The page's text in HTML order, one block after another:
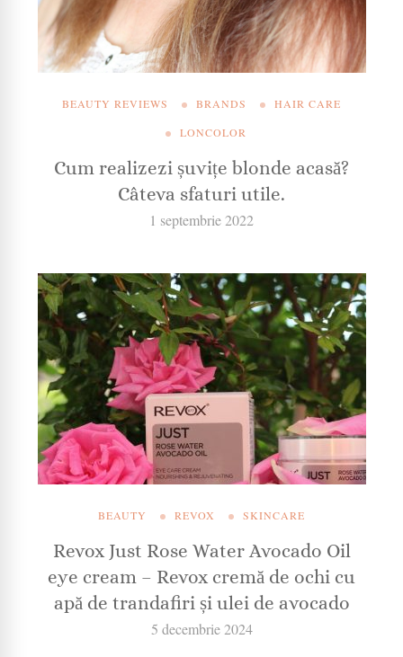
BEAUTY REVIEWS BRANDS
HAIR CARE
LONCOLOR
Cum realizezi șuvițe blonde acasă?
Câteva sfaturi utile.
1 septembrie 2022
BEAUTY REVOX SKINCARE
Revox Just Rose Water Avocado Oil
eye cream – Revox cremă de ochi cu
apă de trandafiri și ulei de avocado
5 decembrie 2024